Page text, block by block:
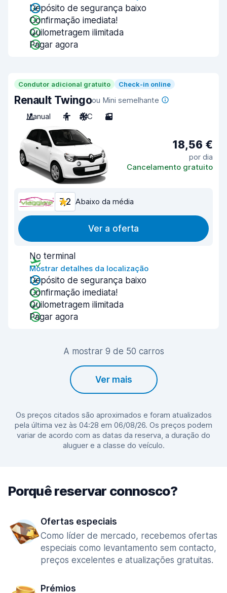
Depósito de segurança baixo
Confirmação imediata!
Quilometragem ilimitada
Pagar agora
Condutor adicional gratuito Check-in online
Renault Twingoou Mini semelhante
Manual
4 A/C 3
18,56 €
por dia
Cancelamento gratuito
7,2 Abaixo da média
Ver a oferta
No terminal
Mostrar detalhes da localização
Depósito de segurança baixo
Confirmação imediata!
Quilometragem ilimitada
Pagar agora
A mostrar 9 de 50 carros
Ver mais
Os preços citados são aproximados e foram atualizados
pela última vez às 04:28 em 06/08/26. Os preços podem
variar de acordo com as datas da reserva, a duração do
aluguer e a classe do veículo.
Porquê reservar connosco?
Ofertas especiais
Como líder de mercado, recebemos ofertas
especiais como levantamento sem contacto,
preços excelentes e atualizações gratuitas.
Prémios